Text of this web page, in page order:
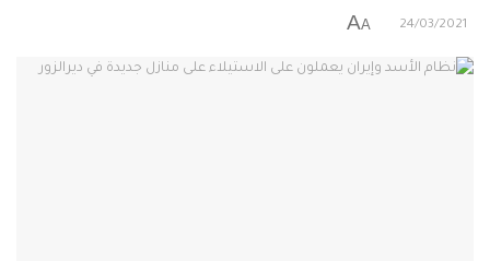
24/03/2021
A
A